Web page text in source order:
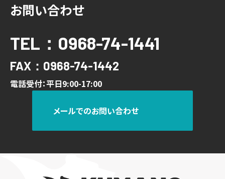
お問い合わせ
TEL：0968-74-1441
FAX：0968-74-1442
電話受付：平日9:00-17:00
メールでのお問い合わせ